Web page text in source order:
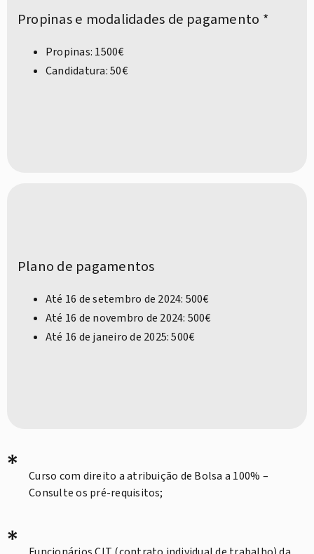
Propinas e modalidades de pagamento *
Propinas: 1500€
Candidatura: 50€
Plano de pagamentos
Até 16 de setembro de 2024: 500€
Até 16 de novembro de 2024: 500€
Até 16 de janeiro de 2025: 500€
*
Curso com direito a atribuição de Bolsa a 100% –
Consulte os pré-requisitos;
*